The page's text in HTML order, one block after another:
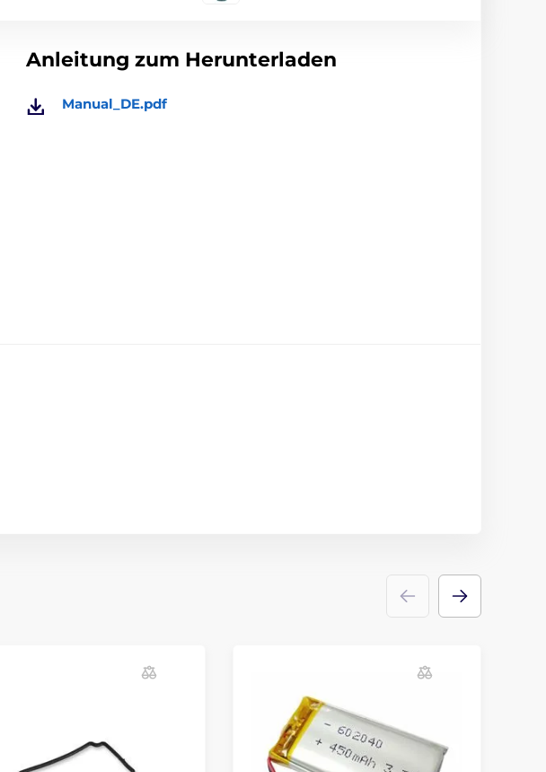
Anleitung zum Herunterladen
Manual_DE.pdf